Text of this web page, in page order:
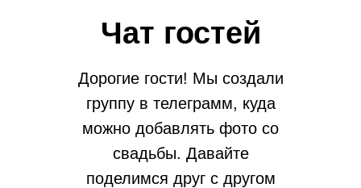
Чат гостей
Дорогие гости! Мы создали
группу в телеграмм, куда
можно добавлять фото со
свадьбы. Давайте
поделимся друг с другом
0
дней
:19
часов
:29
минут
:10
секунд